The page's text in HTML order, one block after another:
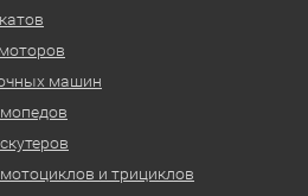
машин
и трициклов